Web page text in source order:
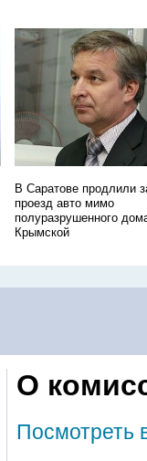
В Саратове продлили
проезд авто мимо
полуразрушенного
Крымской
О
Посмотреть